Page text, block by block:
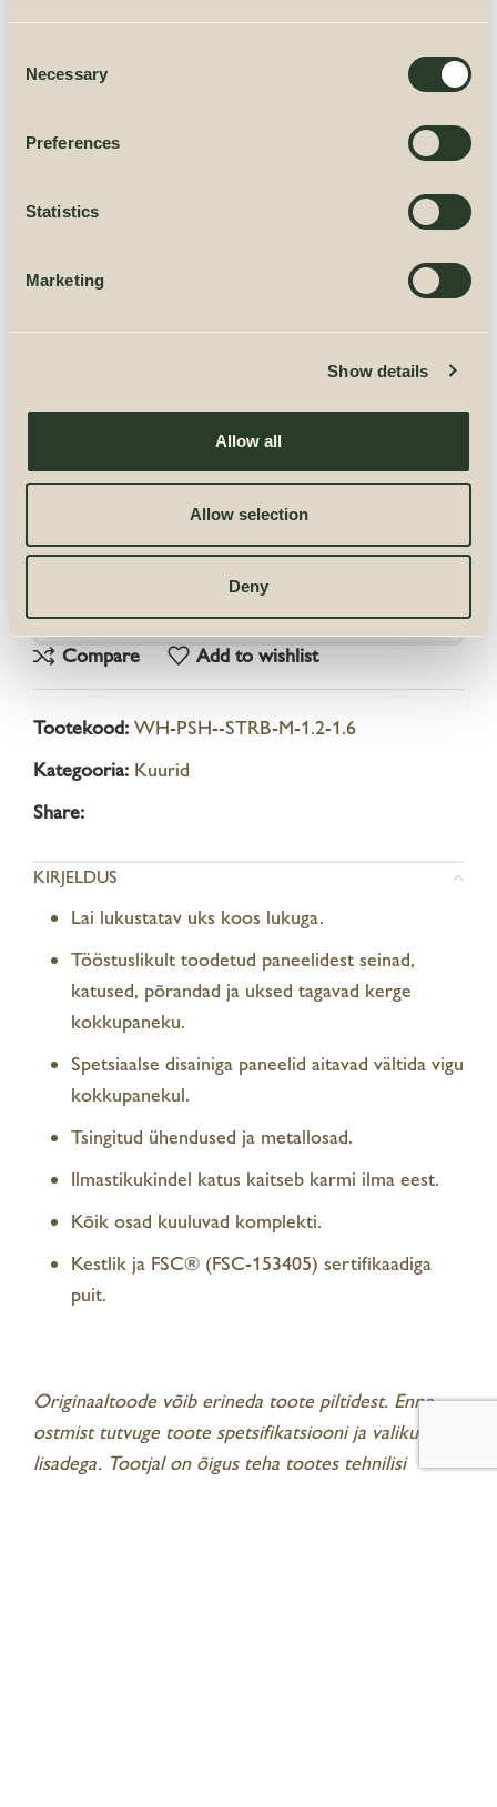
Selection
Necessary
Preferences
Statistics
Marketing
Show details
Allow all
Allow selection
Deny
suurtele esemetele. Tänu erakordselt vastupidavale
ilmastikukaitset, tähendab investeering aiakuuri
Strongbox investeeringut kvaliteeti, esteetikasse ja
kestlikkusse.
COLOR
LISA KORVI
Compare Add to wishlist
Tootekood: WH-PSH--STRB-M-1.2-1.6
Kategooria: Kuurid
Share:
KIRJELDUS
Lai lukustatav uks koos lukuga.
Tööstuslikult toodetud paneelidest seinad,
katused, põrandad ja uksed tagavad kerge
kokkupaneku.
Spetsiaalse disainiga paneelid aitavad vältida vigu
kokkupanekul.
Tsingitud ühendused ja metallosad.
Ilmastikukindel katus kaitseb karmi ilma eest.
Kõik osad kuuluvad komplekti.
Kestlik ja FSC® (FSC-153405) sertifikaadiga
puit.
Originaaltoode võib erineda toote piltidest. Enne
ostmist tutvuge toote spetsifikatsiooni ja valikuliste
lisadega. Tootjal on õigus teha tootes tehnilisi